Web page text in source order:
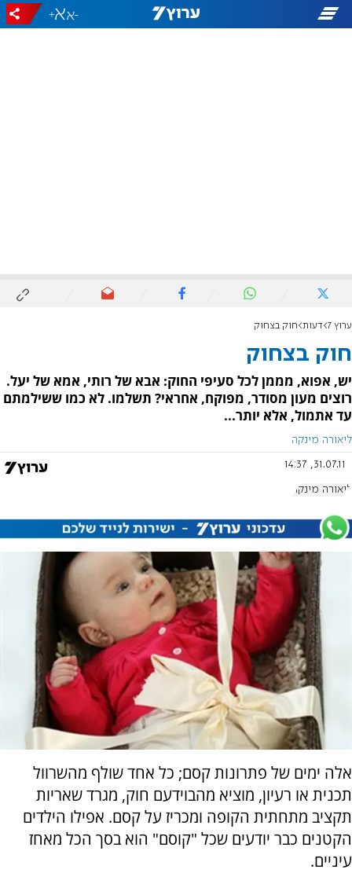
-
+
ערוץ 7 דעות חוק בצחוק
חוק בצחוק
יש, אפוא, מממן לכל סעיפי החוק: אבא של רותי, אמא של יעל.
רוצים מעון מסודר, מפוקח, אחראי? תשלמו. לא כמו ששילמתם
עד אתמול, אלא יותר...
ליאורה מינקה
31.07.11, 14:37
ליאורה מינקה
אלה ימים של פתרונות קסם; כל אחד שולף מהשרוול
תכנית או רעיון, מוציא מהבוידעם חוק, מגרד שאריות
תקציב מתחתית הקופה ומכריז על קסם. אפילו הילדים
הקטנים כבר יודעים שכל "קוסם" הוא בסך הכל מאחז
עיניים.